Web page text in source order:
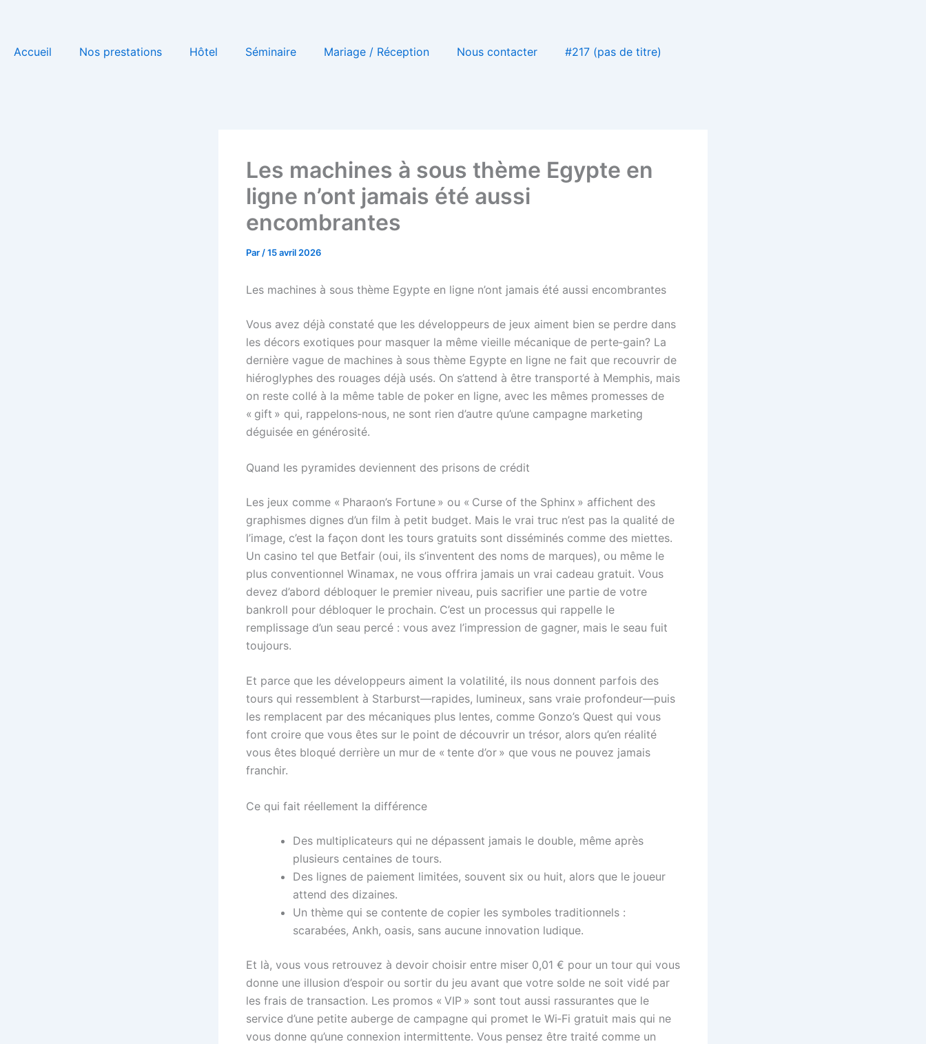
contenu
Accueil Nos prestations Hôtel Séminaire Mariage / Réception Nous contacter #217 (pas de titre)
Les machines à sous thème Egypte en
ligne n’ont jamais été aussi
encombrantes
Par /15 avril 2026
Les machines à sous thème Egypte en ligne n’ont jamais été aussi encombrantes
Vous avez déjà constaté que les développeurs de jeux aiment bien se perdre dans
les décors exotiques pour masquer la même vieille mécanique de perte‑gain? La
dernière vague de machines à sous thème Egypte en ligne ne fait que recouvrir de
hiéroglyphes des rouages déjà usés. On s’attend à être transporté à Memphis, mais
on reste collé à la même table de poker en ligne, avec les mêmes promesses de
« gift » qui, rappelons‑nous, ne sont rien d’autre qu’une campagne marketing
déguisée en générosité.
Quand les pyramides deviennent des prisons de crédit
Les jeux comme « Pharaon’s Fortune » ou « Curse of the Sphinx » affichent des
graphismes dignes d’un film à petit budget. Mais le vrai truc n’est pas la qualité de
l’image, c’est la façon dont les tours gratuits sont disséminés comme des miettes.
Un casino tel que Betfair (oui, ils s’inventent des noms de marques), ou même le
plus conventionnel Winamax, ne vous offrira jamais un vrai cadeau gratuit. Vous
devez d’abord débloquer le premier niveau, puis sacrifier une partie de votre
bankroll pour débloquer le prochain. C’est un processus qui rappelle le
remplissage d’un seau percé : vous avez l’impression de gagner, mais le seau fuit
toujours.
Et parce que les développeurs aiment la volatilité, ils nous donnent parfois des
tours qui ressemblent à Starburst—rapides, lumineux, sans vraie profondeur—puis
les remplacent par des mécaniques plus lentes, comme Gonzo’s Quest qui vous
font croire que vous êtes sur le point de découvrir un trésor, alors qu’en réalité
vous êtes bloqué derrière un mur de « tente d’or » que vous ne pouvez jamais
franchir.
Ce qui fait réellement la différence
Des multiplicateurs qui ne dépassent jamais le double, même après
plusieurs centaines de tours.
Des lignes de paiement limitées, souvent six ou huit, alors que le joueur
attend des dizaines.
Un thème qui se contente de copier les symboles traditionnels :
scarabées, Ankh, oasis, sans aucune innovation ludique.
Et là, vous vous retrouvez à devoir choisir entre miser 0,01 € pour un tour qui vous
donne une illusion d’espoir ou sortir du jeu avant que votre solde ne soit vidé par
les frais de transaction. Les promos « VIP » sont tout aussi rassurantes que le
service d’une petite auberge de campagne qui promet le Wi‑Fi gratuit mais qui ne
vous donne qu’une connexion intermittente. Vous pensez être traité comme un